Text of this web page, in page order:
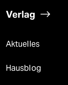
Verlag
Aktuelles
Hausblog